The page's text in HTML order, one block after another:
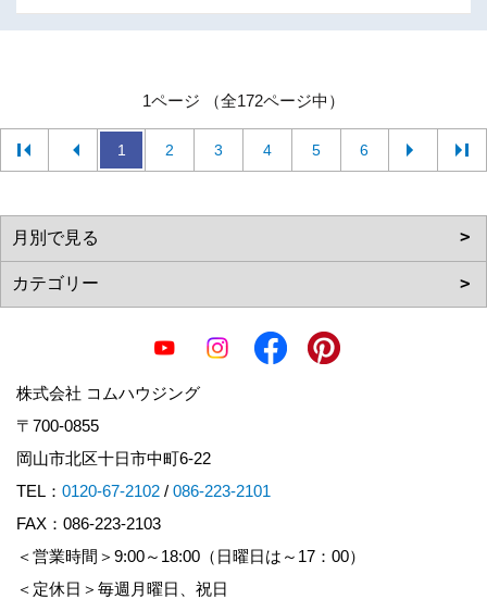
1ページ （全172ページ中）
1 2 3 4 5 6
株式会社 コムハウジング
〒700-0855
岡山市北区十日市中町6-22
TEL： 0120-67-2102 / 086-223-2101
FAX：086-223-2103
＜営業時間＞9:00～18:00（日曜日は～17：00）
＜定休日＞毎週月曜日、祝日